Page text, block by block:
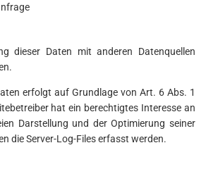
dieser Daten mit anderen Datenquellen
erfolgt auf Grundlage von Art. 6 Abs. 1
hat ein berechtigtes Interesse an
Darstellung und der Optimierung seiner
die Server-Log-Files erfasst werden.